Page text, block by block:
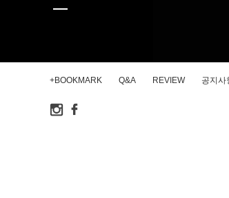
+BOOKMARK Q&A REVIEW 공지사